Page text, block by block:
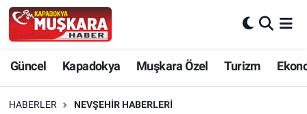
Güncel Kapadokya Muşkara Özel Turizm
HABERLER NEVŞEHIR HABERLERI
Güncel
Nevşehir Hava Durumu